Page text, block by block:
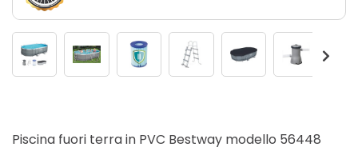
Piscina fuori terra in PVC Bestway modello 56448